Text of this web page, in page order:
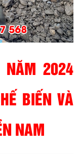
NĂM 2024
BIẾN VÀ
NAM